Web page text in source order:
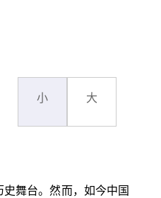
小 大
舞台。然而，如今中国